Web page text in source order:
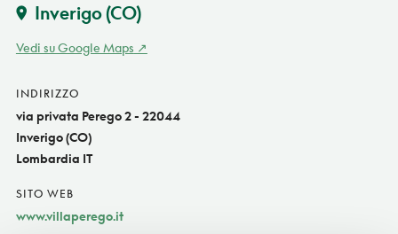
Inverigo(CO)
Vedi su Google Maps
INDIRIZZO
via privata Perego 2 - 22044
Inverigo (CO)
Lombardia IT
SITO WEB
www.villaperego.it